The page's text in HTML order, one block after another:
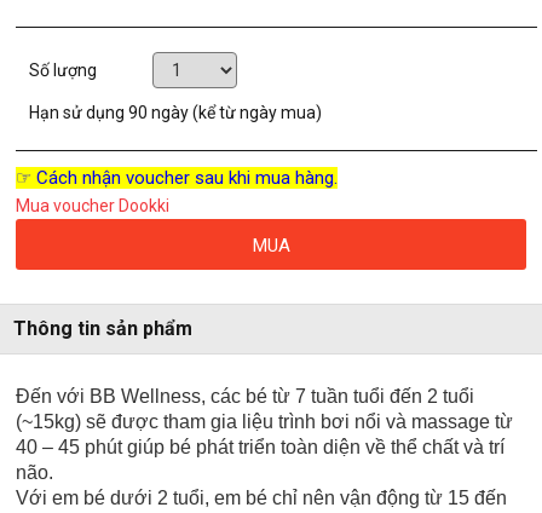
Số lượng
Hạn sử dụng90 ngày (kể từ ngày mua)
☞ Cách nhận voucher sau khi mua hàng.
Mua voucher Dookki
MUA
Thông tin sản phẩm
Đến với BB Wellness, các bé từ 7 tuần tuổi đến 2 tuổi
(~15kg) sẽ được tham gia liệu trình bơi nổi và massage từ
40 – 45 phút giúp bé phát triển toàn diện về thể chất và trí
não.
Với em bé dưới 2 tuổi, em bé chỉ nên vận động từ 15 đến